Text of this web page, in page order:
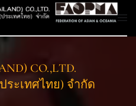
CO.,LTD.
ระเทศไทย) จำกัด